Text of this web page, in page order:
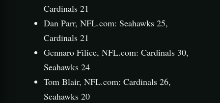
Cardinals 21
Dan Parr, NFL.com: Seahawks 25,
Cardinals 21
Gennaro Filice, NFL.com: Cardinals 30,
Seahawks 24
Tom Blair, NFL.com: Cardinals 26,
Seahawks 20